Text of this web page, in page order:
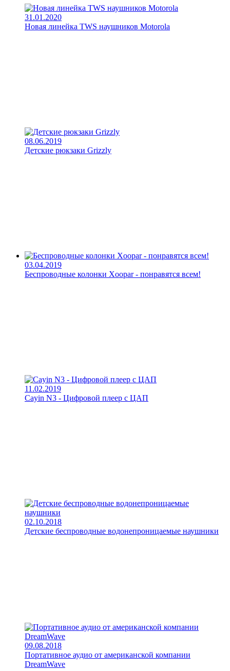
31.01.2020
Новая линейка TWS наушников Motorola
08.06.2019
Детские рюкзаки Grizzly
03.04.2019
Беспроводные колонки Xoopar - понравятся всем!
11.02.2019
Cayin N3 - Цифровой плеер с ЦАП
02.10.2018
Детские беспроводные водонепроницаемые наушники
09.08.2018
Портативное аудио от американской компании
DreamWave